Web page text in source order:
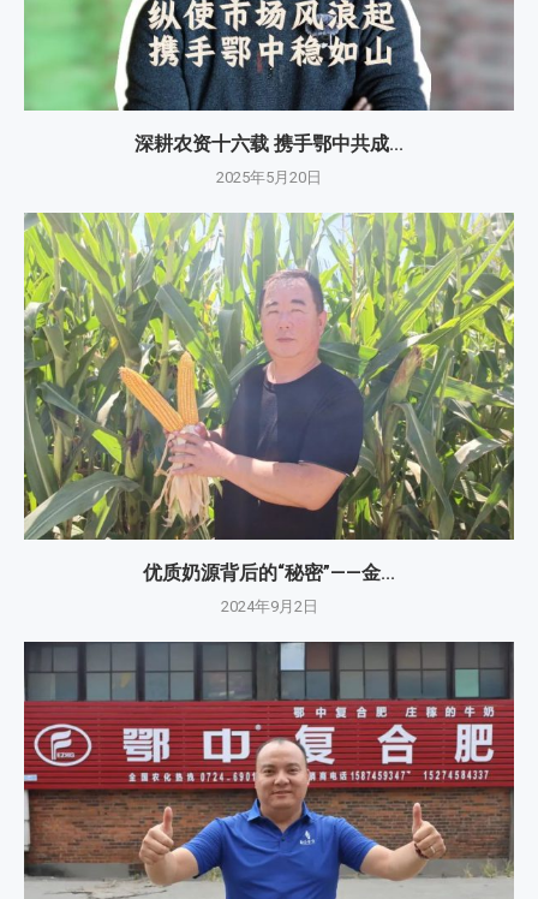
深耕农资十六载 携手鄂中共成...
2025年5月20日
优质奶源背后的“秘密”——金...
2024年9月2日